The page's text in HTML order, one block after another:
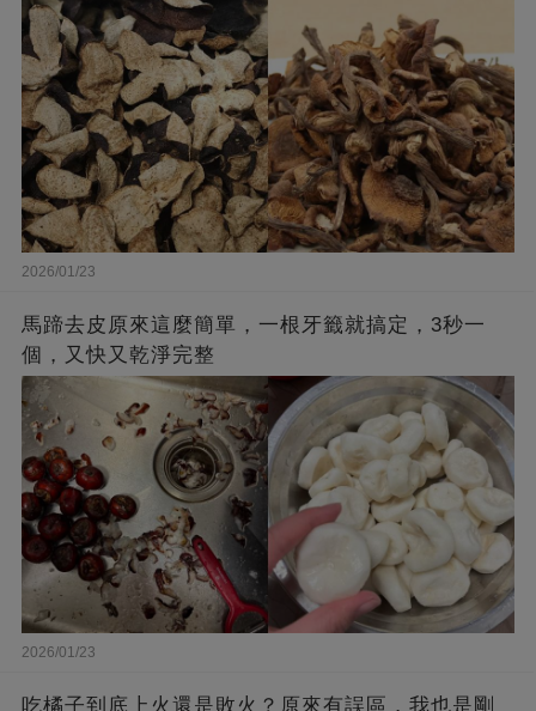
2026/01/23
馬蹄去皮原來這麼簡單，一根牙籤就搞定，3秒一
個，又快又乾淨完整
2026/01/23
吃橘子到底上火還是敗火？原來有誤區，我也是剛